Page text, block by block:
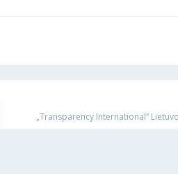
„Transparency International“